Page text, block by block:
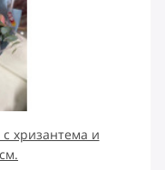
хризантема и